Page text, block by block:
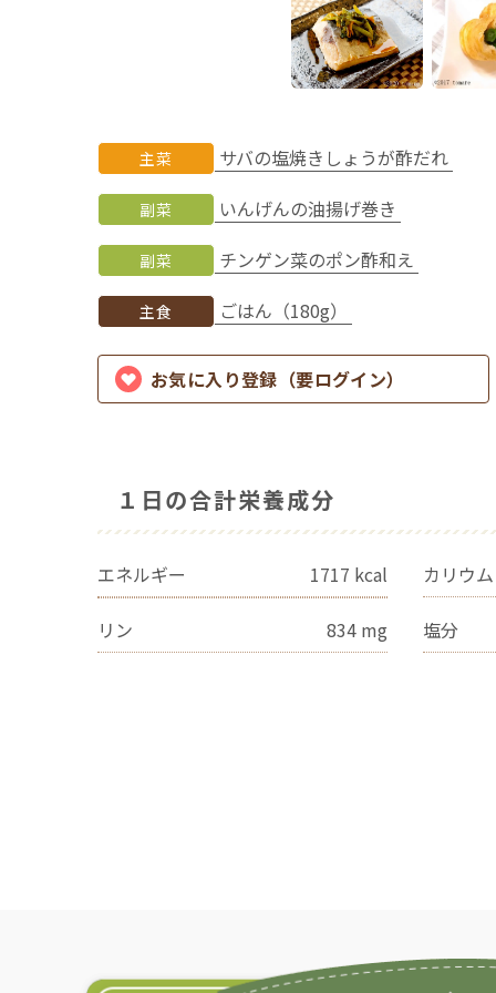
主菜 サバの塩焼きしょうが酢だれ
副菜 いんげんの油揚げ巻き
副菜 チンゲン菜のポン酢和え
主食 ごはん（180g）
お気に入り登録（要ログイン）
１日の合計栄養成分
エネルギー 1717 kcal カリウム
リン 834 mg 塩分